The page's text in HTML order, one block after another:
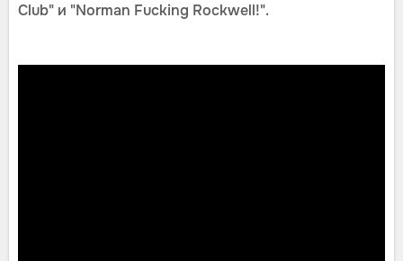
Club" и "Norman Fucking Rockwell!".